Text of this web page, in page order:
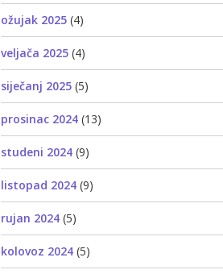
ožujak 2025 (4)
veljača 2025 (4)
siječanj 2025 (5)
prosinac 2024 (13)
studeni 2024 (9)
listopad 2024 (9)
rujan 2024 (5)
kolovoz 2024 (5)